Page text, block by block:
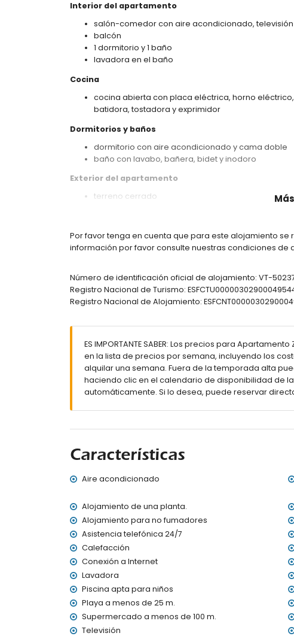
Interior del apartamento
salón-comedor con aire acondicionado,
balcón
1 dormitorio y 1 baño
lavadora en el baño
Cocina
cocina abierta con placa eléctrica, horno
batidora, tostadora y exprimidor
Dormitorios y baños
dormitorio con aire acondicionado y cama doble
baño con lavabo, bañera, bidet y inodoro
Exterior del apartamento
terreno cerrado
ducha exterior
plaza de aparcamiento comunitaria
playa más cercana: Playa de la Fossa (a menos
no se permite fumar
no se admiten mascotas
El alojamiento es muy adecuado para familias con
Servicios y comodidades incluidos en el precio del
internet (WiFi)
plancha y tabla de planchar
ropa de cama y toallas
cama infantil/cuna (bajo demanda)
Por favor tenga en cuenta que para este alojamiento se
información por favor consulte nuestras condiciones de
Número de identificación oficial de alojamiento: VT-
Registro Nacional de Turismo:
Registro Nacional de Alojamiento:
ES IMPORTANTE SABER: Los precios para
en la lista de precios por semana, incluyendo los
alquilar una semana. Fuera de la temporada alta
haciendo clic en el calendario de disponibilidad de
automáticamente. Si lo desea, puede reservar
Características
Aire acondicionado
Alojamiento de una planta.
Alojamiento para no fumadores
Asistencia telefónica 24/7
Calefacción
Conexión a Internet
Lavadora
Piscina apta para niños
Playa a menos de 25 m.
Supermercado a menos de 100 m.
Televisión